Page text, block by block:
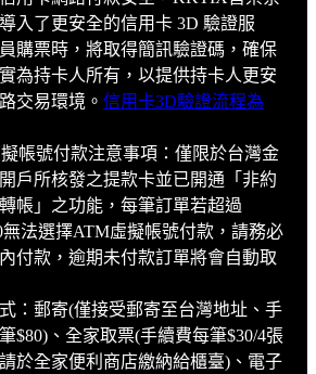
入了更安全的信用卡 3D 驗證服
購票時，將取得簡訊驗證碼，確保
為持卡人所有，以提供持卡人更安
交易環境。 信用卡3D驗證流程為
帳號付款注意事項：僅限於台灣金
戶所核發之提款卡並已開通「非約
帳」之功能，每筆訂單若超過
無法選擇ATM虛擬帳號付款，請務必
付款，逾期未付款訂單將會自動取
：郵寄(僅接受郵寄至台灣地址、手
$80)、全家取票(手續費每筆$30/4張
於全家便利商店繳納給櫃臺)、電子